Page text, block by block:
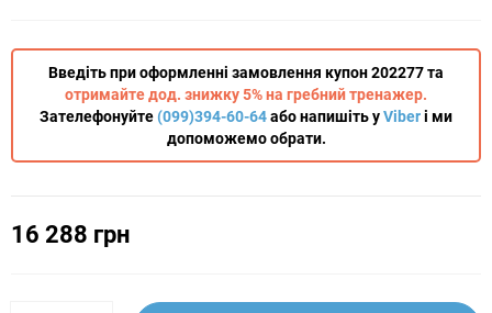
Введіть при оформленні замовлення купон 202277 та
отримайте дод. знижку 5% на гребний тренажер.
Зателефонуйте(099)394-60-64або напишіть уViberі ми
допоможемо обрати.
16 288 грн